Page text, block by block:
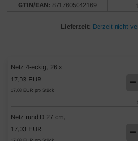
GTIN/EAN: 8717605042169
Lieferzeit: Derzeit nicht
Netz 4-eckig, 26 x
17,03 EUR
17,03 EUR pro Stück
Netz rund D 27 cm,
17,03 EUR
17,03 EUR pro Stück